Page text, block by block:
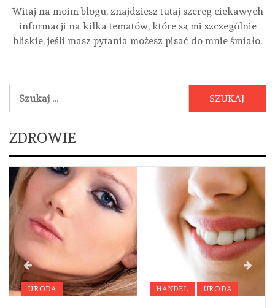
Witaj na moim blogu, znajdziesz tutaj szereg ciekawych
informacji na kilka tematów, które są mi szczególnie
bliskie, jeśli masz pytania możesz pisać do mnie śmiało.
Szukaj:
ZDROWIE
URODA HANDEL URODA